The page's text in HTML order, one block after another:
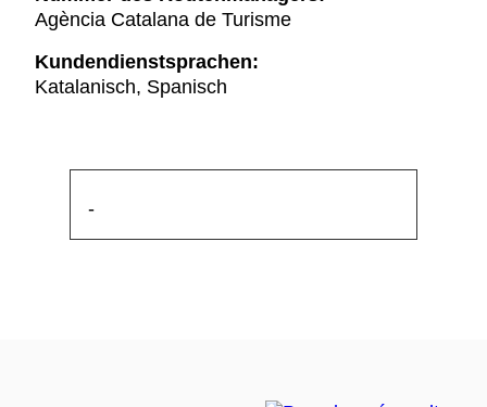
Agència Catalana de Turisme
Kundendienstsprachen:
Katalanisch, Spanisch
-